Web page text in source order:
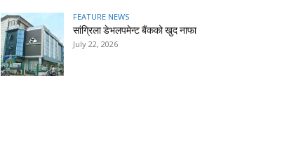
FEATURE NEWS
सांग्रिला डेभलपमेन्ट बैंकको खुद नाफा
July 22, 2026